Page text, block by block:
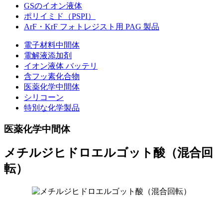
GSのイオン液体
ポリイミド（PSPI）
ArF・KrF フォトレジスト用 PAG 製品
電子材料中間体
電解液添加剤
イオン液体 バッテリ
含フッ素化合物
医薬化学中間体
シリコーン
特別な化学製品
医薬化学中間体
メチルジヒドロエルゴット酸（混合回
転）